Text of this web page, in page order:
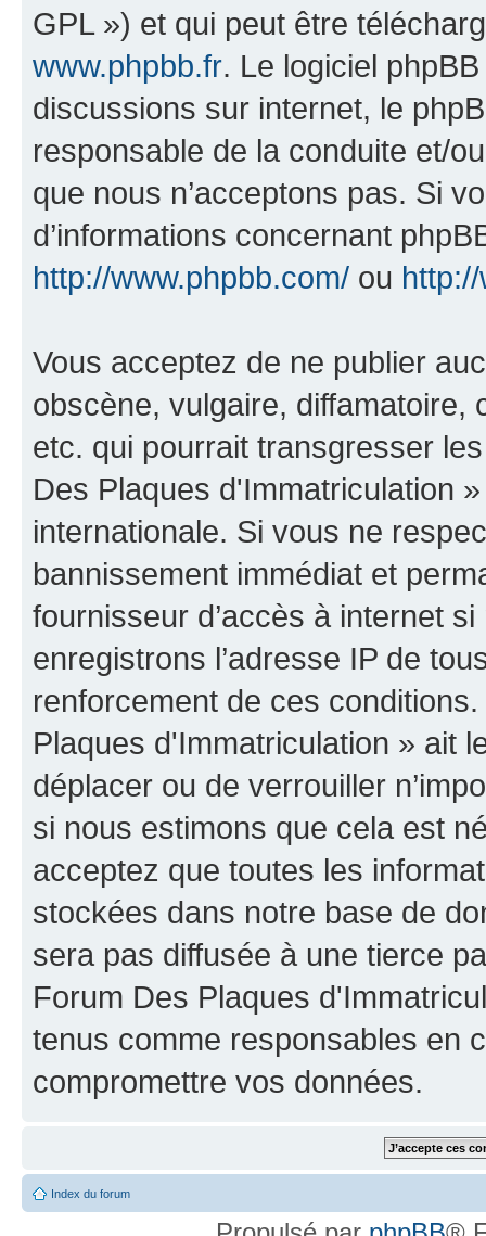
GPL ») et qui peut être
www.phpbb.fr. Le logiciel
discussions sur internet, le
responsable de la conduite et/
que nous n’acceptons pas. Si
d’informations concernant
http://www.phpbb.com/ ou
Vous acceptez de ne publier
obscène, vulgaire, diffamatoire,
etc. qui pourrait transgresser
Des Plaques d'Immatriculation
internationale. Si vous ne
bannissement immédiat et
fournisseur d’accès à internet
enregistrons l’adresse IP de
renforcement de ces
Plaques d'Immatriculation » ait
déplacer ou de verrouiller
si nous estimons que cela est
acceptez que toutes les
stockées dans notre base de
sera pas diffusée à une tierce
Forum Des Plaques
tenus comme responsables en
compromettre vos données.
Index du forum